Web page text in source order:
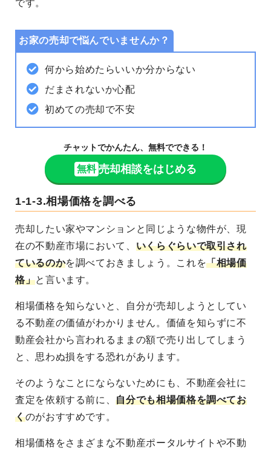
です。
お家の売却で悩んでいませんか？
何から始めたらいいか分からない
だまされないか心配
初めての売却で不安
チャットでかんたん、無料でできる！
無料 売却相談をはじめる
1-1-3.相場価格を調べる
売却したい家やマンションと同じような物件が、現
在の不動産市場において、 いくらぐらいで取引され
ているのかを調べておきましょう。これを「相場価
格」と言います。
相場価格を知らないと、自分が売却しようとしてい
る不動産の価値がわかりません。価値を知らずに不
動産会社から言われるままの額で売り出してしまう
と、思わぬ損をする恐れがあります。
そのようなことにならないためにも、不動産会社に
査定を依頼する前に、自分でも相場価格を調べてお
くのがおすすめです。
相場価格をさまざまな不動産ポータルサイトや不動